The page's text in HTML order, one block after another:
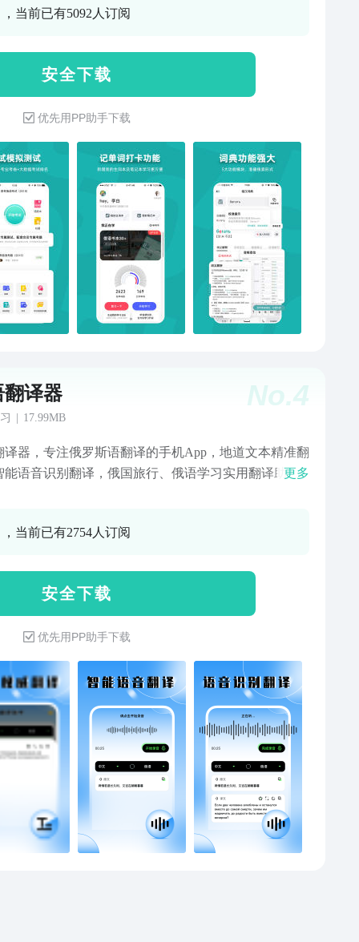
术手段将俄语学习中的单词记忆有效的优化，使您能
频词，每50个单词为一关。 7500KM 俄语 学习 单词查
单词查询，是俄语学习中的必备工具，目前可以时间
语的同框查询。单词覆盖面较广，使用便捷，查询结
迅速！ 7500KM 俄语 学习 汉语拼音-俄语转换 此工具是
俄语学习 开发的一款小工具，此款工具常见与对于
字的俄文对译。俄罗斯是对中文人名和中国地名不进
转化的国家。所以在有些时候人名和地名翻译的准确
得尤为重要。 7500KM 俄语 学习 专题精选 专题精选是
学习的学习心得和经验的一些总结，文章更贴近实
中还包括一些俄罗斯的风土人情和自然风貌的介绍，
能喜欢！ 7500KM 俄语 学习 俄语考试 俄语学习过程中
必然要尽力的一个过程，是对学习只是的一个总结，
APP 提供了各种级别考试的真题和模拟训练，通过俄
您可以真实的感受考试的环境，对自己的学习成果进
格的变动导致俄罗斯货币卢布的汇率也产生了巨大的
如果您身处俄罗斯或独联体国家，那么汇率还是要了
语考试 结果立刻显现，同时答案解析也同步展示出，
一时间了解该考试题的考点和重点。简单明了，直截
重点。如果您选择错了，那么正确答案也提示出来。
效的将您平时记忆不准确的单词进行存储，平时您可
的记忆这些单词，能够有效的对于难点和易于混淆的
行记忆。同时向左可以删除单词。 7500KM 俄语 学习
设置里面您可以对与我们软件的一些建议和意见进行
同时分享给您的朋友。同时在这里可以检查更新，我
供持续不断的完善更新。
当前已有5092人订阅
安 全 下 载
优先用PP助手下载
No.4
翻译器
17.99MB
译器，专注俄罗斯语翻译的手机App，地道文本精准翻
能语音识别翻译，俄国旅行、俄语学习实用翻译助
别转为文字翻译，助力与外国友人无障碍沟通交流。
更多
当前已有2754人订阅
安 全 下 载
优先用PP助手下载